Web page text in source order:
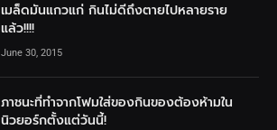
เมล็ดมันแกวแก่ กินไม่ดีถึงตายไปหลายราย
แล้ว!!!!
June 30, 2015
ภาชนะที่ทำจากโฟมใส่ของกินของต้องห้ามใน
นิวยอร์กตั้งแต่วันนี้!